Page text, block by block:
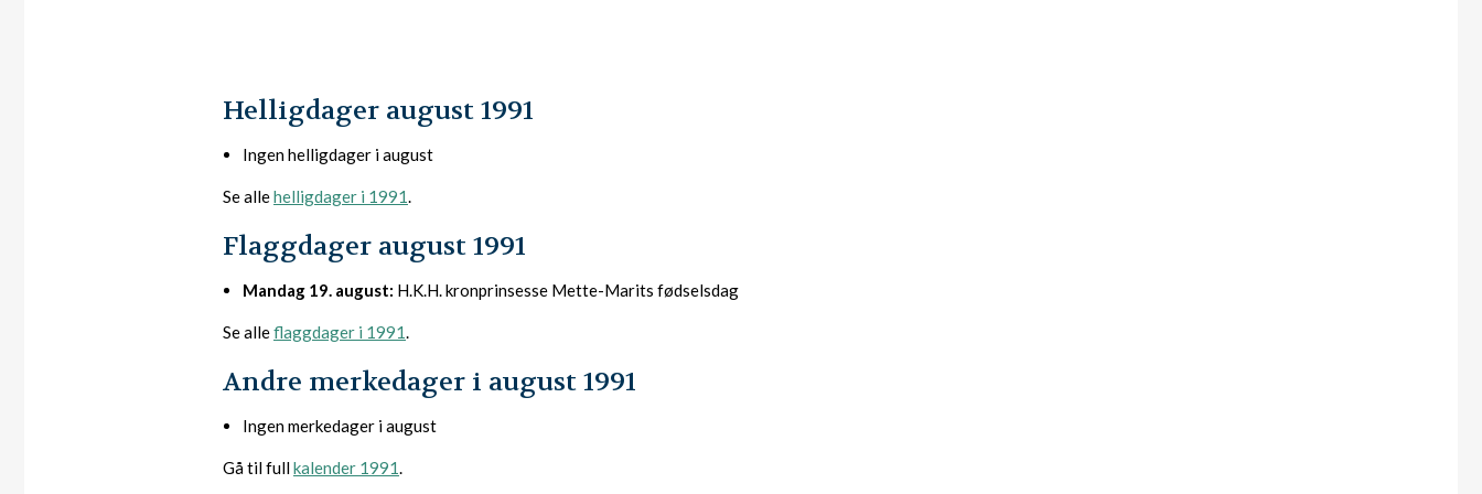
Helligdager august 1991
Ingen helligdager i august
Se allehelligdager i 1991.
Flaggdager august 1991
Mandag 19. august: H.K.H. kronprinsesse Mette-Marits fødselsdag
Se alleflaggdager i 1991.
Andre merkedager i august 1991
Ingen merkedager i august
Gå til fullkalender 1991.